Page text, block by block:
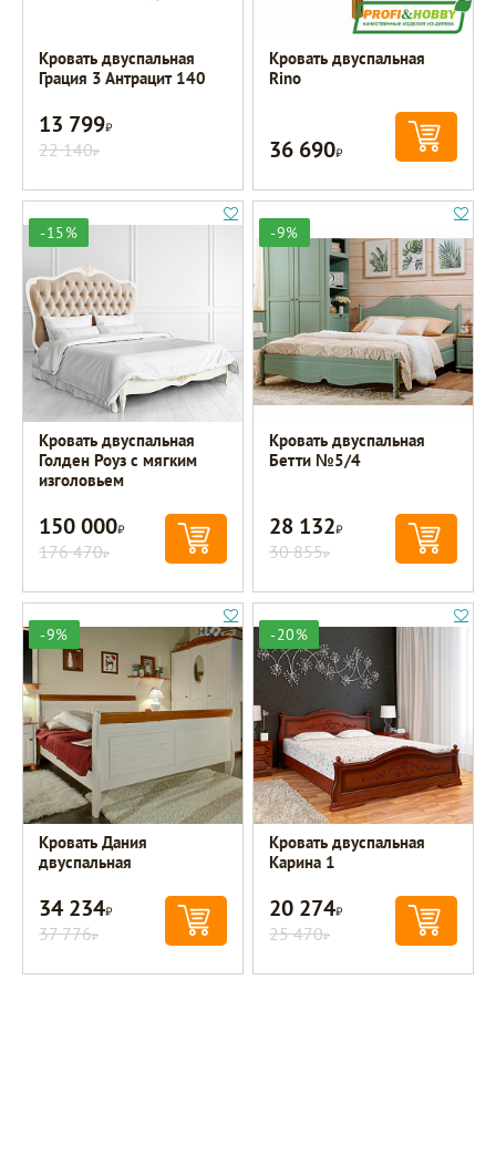
Кровать двуспальная
Грация 3 Антрацит 140
13 799Р
22 140Р
Кровать двуспальная
Rino
36 690Р
-15%
Кровать двуспальная
Голден Роуз с мягким
изголовьем
150 000Р
176 470Р
-9%
Кровать двуспальная
Бетти №5/4
28 132Р
30 855Р
-9%
Кровать Дания
двуспальная
34 234Р
37 776Р
-20%
Кровать двуспальная
Карина 1
20 274Р
25 470Р